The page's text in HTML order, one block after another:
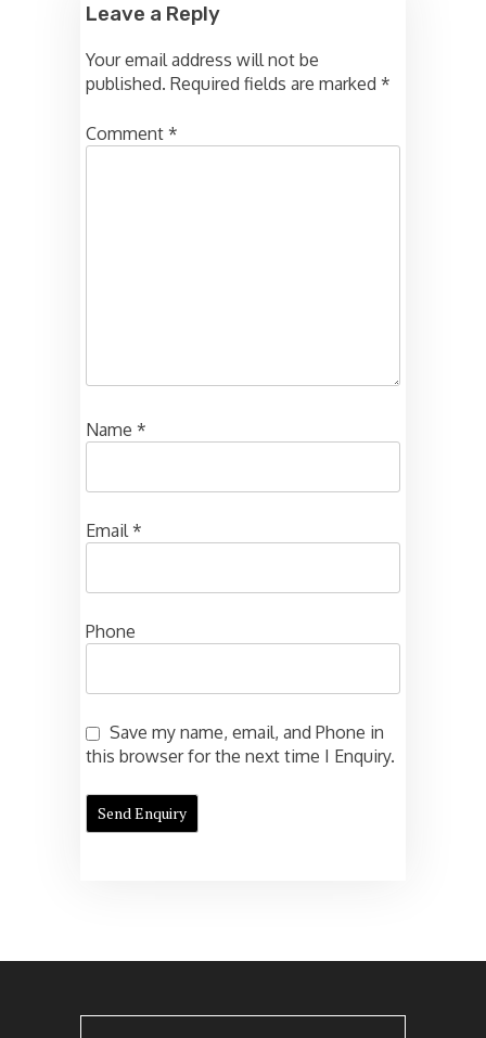
Leave a Reply
Your email address will not be
published. Required fields are marked *
Comment *
Name *
Email*
Phone
Save my name, email, and Phone in
this browser for the next time I Enquiry.